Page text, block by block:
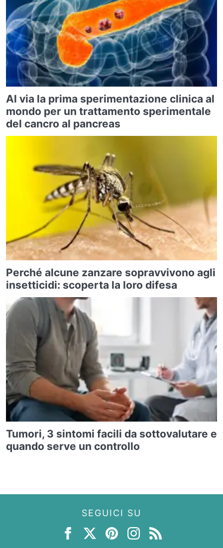
Al via la prima sperimentazione clinica al
mondo per un trattamento sperimentale
del cancro al pancreas
Perché alcune zanzare sopravvivono agli
insetticidi: scoperta la loro difesa
Tumori, 3 sintomi facili da sottovalutare e
quando serve un controllo
SEGUICI SU